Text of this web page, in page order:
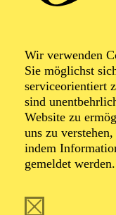
Wir verwenden
Sie möglichst
serviceorientiert
sind
Website zu
uns zu
indem
gemeldet werden.
Veranstalter:
HOFNER GMBH
TICKETS
55,20 52,70€
Die Veranstaltung ist
Samstag